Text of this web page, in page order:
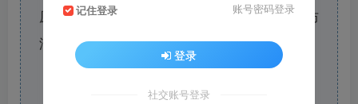
原则，冲锋在前，有效应对，全力以赴做好防
汛应急工作。
区综合行政执法局
记住登录 账号密码登录
登录
社交账号登录